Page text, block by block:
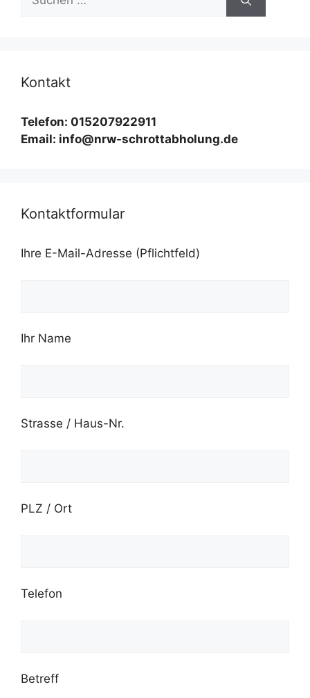
nach:
Kontakt
Telefon: 015207922911
Email: info@nrw-schrottabholung.de
Kontaktformular
Ihre E-Mail-Adresse (Pflichtfeld)
Ihr Name
Strasse / Haus-Nr.
PLZ / Ort
Telefon
Betreff